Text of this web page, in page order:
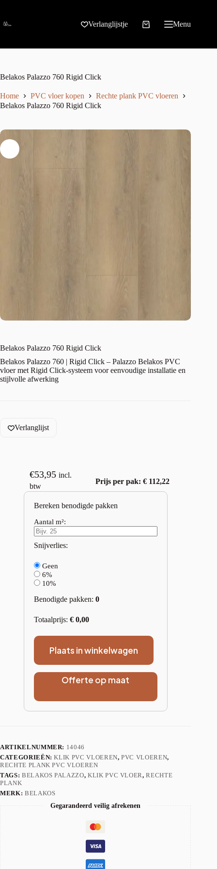
Verlanglijstje Menu
Belakos Palazzo 760 Rigid Click
Home PVC vloer kopen
Rechte plank PVC vloeren
Belakos Palazzo 760 Rigid Click
Belakos Palazzo 760 Rigid Click
Belakos Palazzo 760 | Rigid Click – Palazzo Belakos PVC
vloer met Rigid Click-systeem voor eenvoudige installatie en
stijlvolle afwerking
Verlanglijst
€53,95 incl.
btw
Prijs per pak: € 112,22
Bereken benodigde pakken
Aantal m²:
Snijverlies:
Geen
6%
10%
Benodigde pakken: 0
Totaalprijs: € 0,00
Plaats in winkelwagen
Offerte op maat
ARTIKELNUMMER: 14046
CATEGORIEËN:KLIK PVC VLOEREN,PVC VLOEREN,
RECHTE PLANK PVC VLOEREN
TAGS: BELAKOS PALAZZO, KLIK PVC VLOER,RECHTE
PLANK
MERK: BELAKOS
Gegarandeerd veilig afrekenen